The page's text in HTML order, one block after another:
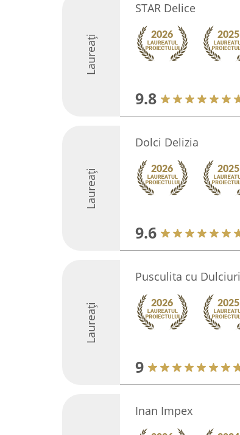
Laureați
STAR Delice
9.8
Laureați
Dolci Delizia
9.6
Laureați
Pusculita cu Dulciuri
9
Inan Impex